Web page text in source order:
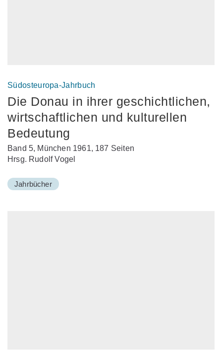
Südosteuropa-Jahrbuch
Die Donau in ihrer geschichtlichen,
wirtschaftlichen und kulturellen
Bedeutung
Band 5, München 1961, 187 Seiten
Hrsg. Rudolf Vogel
Jahrbücher